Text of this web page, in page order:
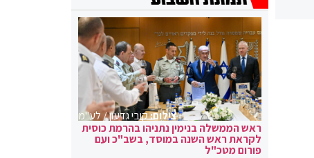
צילום:קובי גדעון / לע"מ
ראש הממשלה בנימין נתניהו בהרמת כוסית
לקראת ראש השנה במוסד, בשב"כ ועם
פורום מטכ"ל